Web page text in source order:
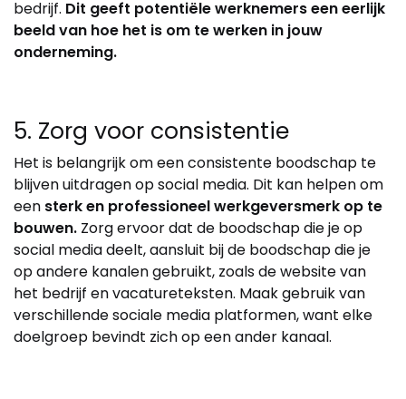
bedrijf. Dit geeft potentiële werknemers een eerlijk
beeld van hoe het is om te werken in jouw
onderneming.
5. Zorg voor consistentie
Het is belangrijk om een consistente boodschap te
blijven uitdragen op social media. Dit kan helpen om
een sterk en professioneel werkgeversmerk op te
bouwen. Zorg ervoor dat de boodschap die je op
social media deelt, aansluit bij de boodschap die je
op andere kanalen gebruikt, zoals de website van
het bedrijf en vacatureteksten. Maak gebruik van
verschillende sociale media platformen, want elke
doelgroep bevindt zich op een ander kanaal.